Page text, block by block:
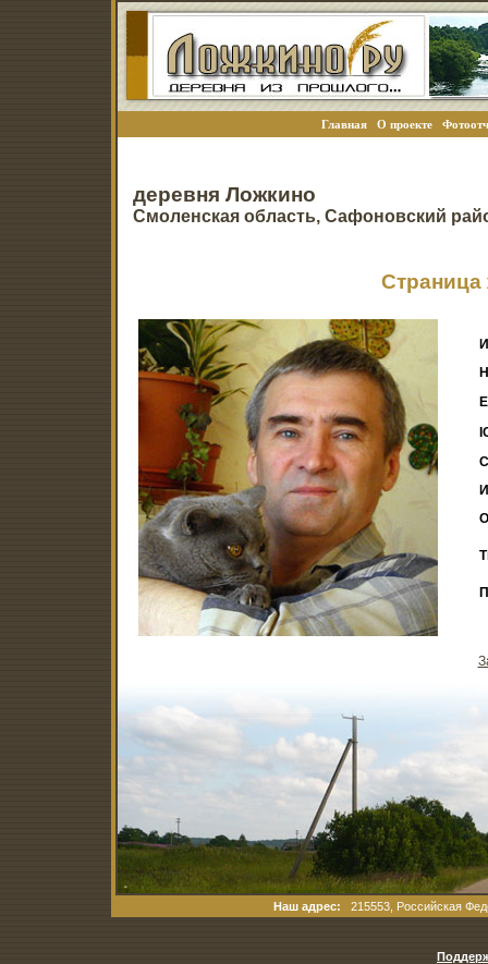
Главная О проекте
деревня Ложкино
Смоленская область, Сафоновский
Страница
Наш адрес: 215553, Российская